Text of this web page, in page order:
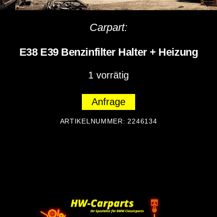
Carpart:
E38 E39 Benzinfilter Halter + Heizung
1 vorrätig
Anfrage
ARTIKELNUMMER: 2246134